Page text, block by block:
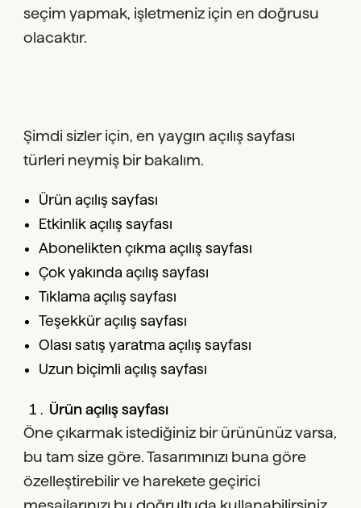
seçim yapmak, işletmeniz için en doğrusu
olacaktır.
Şimdi sizler için, en yaygın açılış sayfası
türleri neymiş bir bakalım.
Ürün açılış sayfası
Etkinlik açılış sayfası
Abonelikten çıkma açılış sayfası
Çok yakında açılış sayfası
Tıklama açılış sayfası
Teşekkür açılış sayfası
Olası satış yaratma açılış sayfası
Uzun biçimli açılış sayfası
Ürün açılış sayfası
Öne çıkarmak istediğiniz bir ürününüz varsa,
bu tam size göre. Tasarımınızı buna göre
özelleştirebilir ve harekete geçirici
mesajlarınızı bu doğrultuda kullanabilirsiniz.